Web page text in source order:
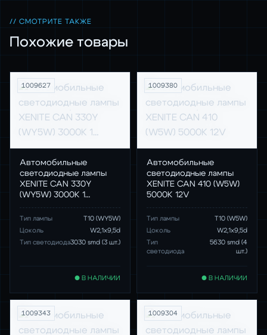
// СМОТРИТЕ ТАКЖЕ
Похожие товары
1009627
Автомобильные
светодиодные лампы
XENITE CAN 330Y
(WY5W) 3000K 1…
Тип лампы
Т10 (WY5W)
Цоколь
W2,1x9,5d
Тип светодиода3030 smd (3 шт.)
● В НАЛИЧИИ
1009380
Автомобильные
светодиодные лампы
XENITE CAN 410 (W5W)
5000К 12V
Тип лампы
Т10 (W5W)
Цоколь
W2,1x9,5d
Тип
светодиода
5630 smd (4
шт.)
● В НАЛИЧИИ
1009343 1009304